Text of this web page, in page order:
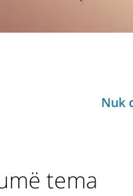
Nuk
tema